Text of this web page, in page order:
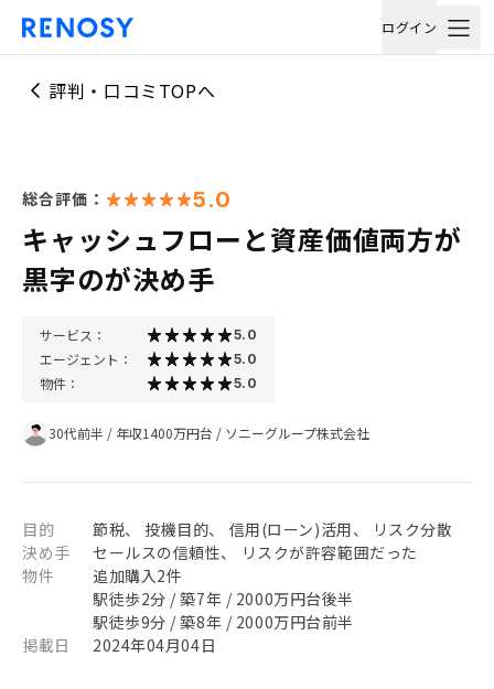
ログイン
評判・口コミTOPへ
総合評価： 5.0
キャッシュフローと資産価値両方が
黒字のが決め手
サービス： 5.0
エージェント： 5.0
物件： 5.0
30代前半 / 年収1400万円台 / ソニーグループ株式会社
目的
節税、 投機目的、 信用(ローン)活用、 リスク分散
決め手
セールスの信頼性、 リスクが許容範囲だった
物件
追加購入2件
駅徒歩2分 / 築7年 / 2000万円台後半
駅徒歩9分 / 築8年 / 2000万円台前半
掲載日
2024年04月04日